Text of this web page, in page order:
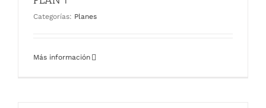
Categorías: Planes
Más información